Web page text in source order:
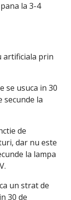
la 3-4
artificiala prin
se usuca in 30
secunde la
de
dar nu este
la lampa
un strat de
30 de